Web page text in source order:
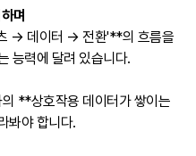
며
→ 데이터 → 전환'**의 흐름을
능력에 달려 있습니다.
**상호작용 데이터가 쌓이는
봐야 합니다.